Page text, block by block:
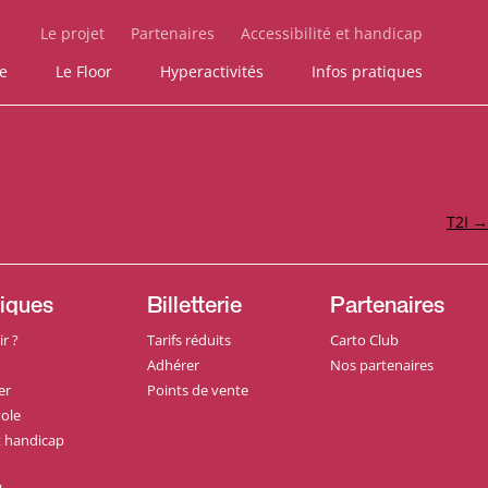
Le projet Partenaires
Accessibilité et handicap
Le Floor Hyperactivités Infos pratiques
T2I →
?
handicap
Billetterie
Tarifs réduits
Adhérer
Points de vente
Partenaires
Carto Club
Nos partenaires